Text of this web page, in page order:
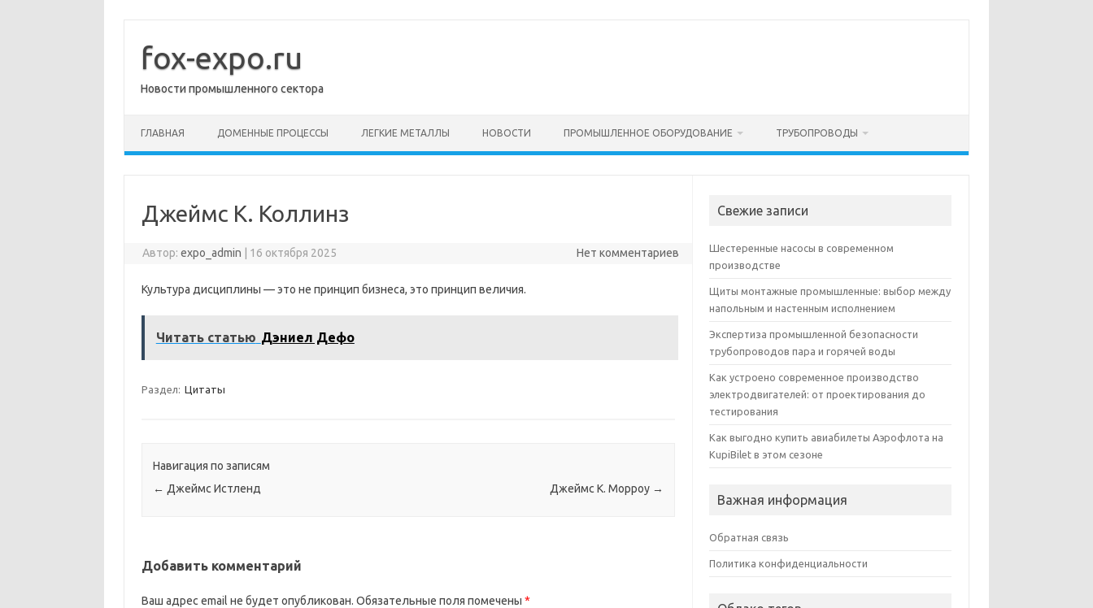
содержимому
fox-expo.ru
Новости промышленного сектора
ГЛАВНАЯ ДОМЕННЫЕ ПРОЦЕССЫ ЛЕГКИЕ МЕТАЛЛЫ НОВОСТИ ПРОМЫШЛЕННОЕ ОБОРУДОВАНИЕ ТРУБОПРОВОДЫ
Джеймс К. Коллинз
Автор:expo_admin 16 октября 2025 Нет комментариев
Культура дисциплины — это не принцип бизнеса, это принцип величия.
Читать статью Дэниел Дефо
Раздел: Цитаты
Навигация по записям
← Джеймс Истленд Джеймс К. Морроу →
Добавить комментарий
Ваш адрес email не будет опубликован. Обязательные поля помечены *
Свежие записи
Шестеренные насосы в современном
производстве
Щиты монтажные промышленные: выбор между
напольным и настенным исполнением
Экспертиза промышленной безопасности
трубопроводов пара и горячей воды
Как устроено современное производство
электродвигателей: от проектирования до
тестирования
Как выгодно купить авиабилеты Аэрофлота на
KupiBilet в этом сезоне
Важная информация
Обратная связь
Политика конфиденциальности